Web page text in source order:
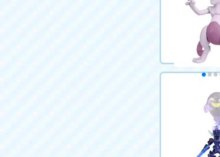
1,760円（税込）
カート
ポケットモン
ML-20 ミュウ
1,760円（税込）
カート